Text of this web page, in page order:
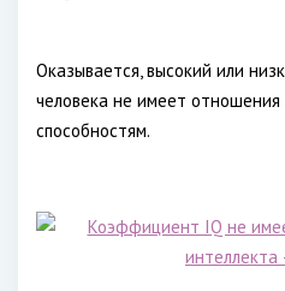
Оказывается, высокий или
человека не имеет отношения
способностям.